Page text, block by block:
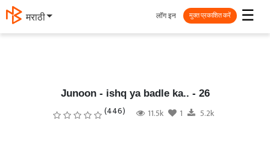
मराठी ☰
लॉग इन मुक्त प्रकाशित करें
Junoon - ishq ya badle ka.. - 26
(446) 11.5k 1 5.2k